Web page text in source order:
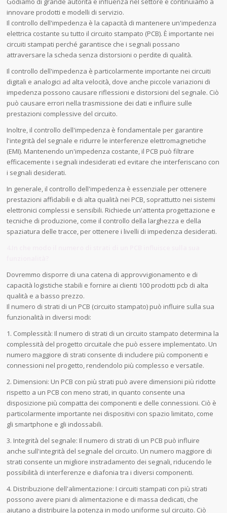
innovare prodotti e modelli di servizio.
Il controllo dell'impedenza è la capacità di mantenere un'impedenza
elettrica costante su tutto il circuito stampato (PCB). È importante nei
circuiti stampati perché garantisce che i segnali possano
attraversare la scheda senza distorsioni o perdite di qualità.
Il controllo dell'impedenza è particolarmente importante nei circuiti
digitali e analogici ad alta velocità, dove anche piccole variazioni di
impedenza possono causare riflessioni e distorsioni del segnale. Ciò
può causare errori nella trasmissione dei dati e influire sulle
prestazioni complessive del circuito.
Inoltre, il controllo dell'impedenza è fondamentale per garantire
l'integrità del segnale e ridurre le interferenze elettromagnetiche
(EMI). Mantenendo un'impedenza costante, il PCB può filtrare
efficacemente i segnali indesiderati ed evitare che interferiscano con
i segnali desiderati.
In generale, il controllo dell'impedenza è essenziale per ottenere
prestazioni affidabili e di alta qualità nei PCB, soprattutto nei sistemi
elettronici complessi e sensibili. Richiede un'attenta progettazione e
tecniche di produzione, come il controllo della larghezza e della
spaziatura delle tracce, per ottenere i livelli di impedenza desiderati.
Dovremmo disporre di una catena di approvvigionamento e di
capacità logistiche stabili e fornire ai clienti 100 prodotti pcb di alta
qualità e a basso prezzo.
Il numero di strati di un PCB (circuito stampato) può influire sulla sua
funzionalità in diversi modi:
1. Complessità: Il numero di strati di un circuito stampato determina la
complessità del progetto circuitale che può essere implementato. Un
numero maggiore di strati consente di includere più componenti e
connessioni nel progetto, rendendolo più complesso e versatile.
2. Dimensioni: Un PCB con più strati può avere dimensioni più ridotte
rispetto a un PCB con meno strati, in quanto consente una
disposizione più compatta dei componenti e delle connessioni. Ciò è
particolarmente importante nei dispositivi con spazio limitato, come
gli smartphone e gli indossabili.
3. Integrità del segnale: Il numero di strati di un PCB può influire
anche sull'integrità del segnale del circuito. Un numero maggiore di
strati consente un migliore instradamento dei segnali, riducendo le
possibilità di interferenze e diafonia tra i diversi componenti.
4. Distribuzione dell'alimentazione: I circuiti stampati con più strati
possono avere piani di alimentazione e di massa dedicati, che
aiutano a distribuire la potenza in modo uniforme sul circuito. Ciò